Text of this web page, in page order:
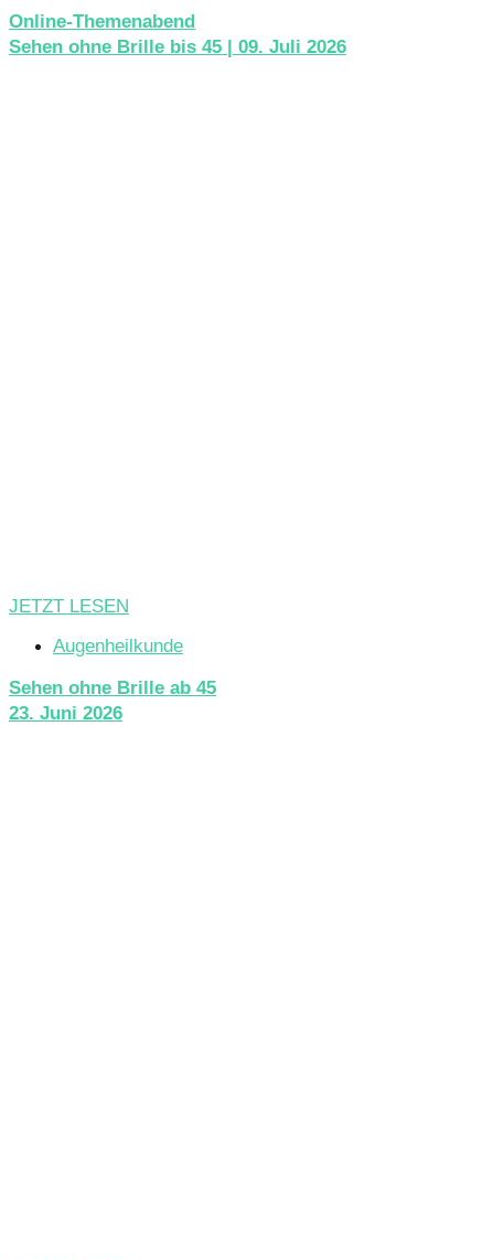
Online-Themenabend
Sehen ohne Brille bis 45 | 09. Juli 2026
JETZT LESEN
Augenheilkunde
Sehen ohne Brille ab 45
23. Juni 2026